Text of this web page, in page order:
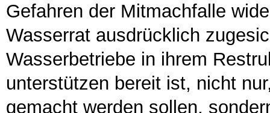
Gefahren der Mitmachfalle
Wasserrat ausdrücklich
Wasserbetriebe in ihrem
unterstützen bereit ist, nicht
gemacht werden sollen,